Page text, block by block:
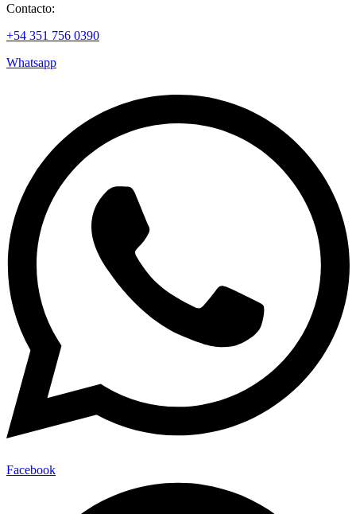
Contacto:
+54 351 756 0390
Whatsapp
Facebook